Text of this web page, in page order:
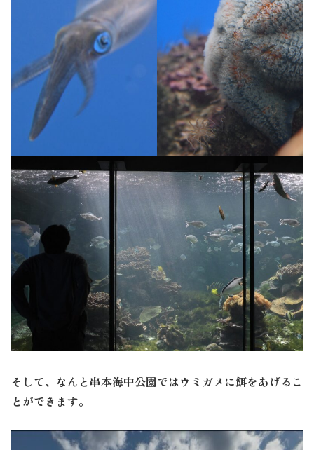
そして、なんと串本海中公園ではウミガメに餌をあげるこ
とができます。